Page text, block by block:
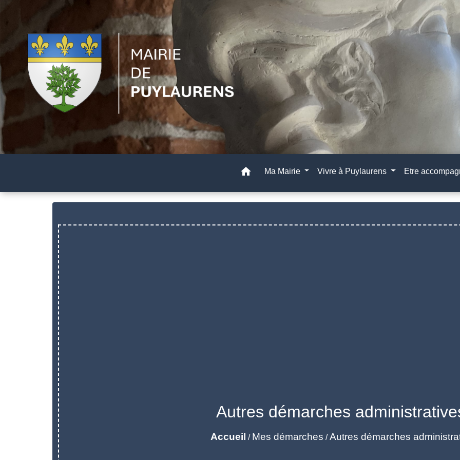
home Ma Mairie Vivre à Puylaurens Etre
Autres démarches
Accueil / Mes démarches /Autres démarches